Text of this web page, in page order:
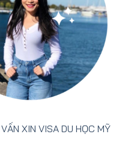
XIN VISA DU HỌC MỸ